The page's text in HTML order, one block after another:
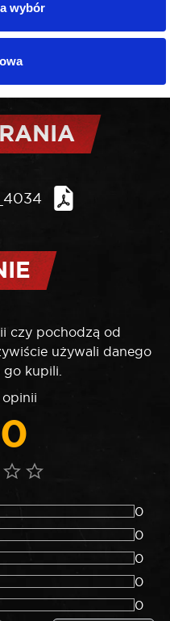
wybór
czy pochodzą od
używali danego
kupili.
0
0
0
0
0